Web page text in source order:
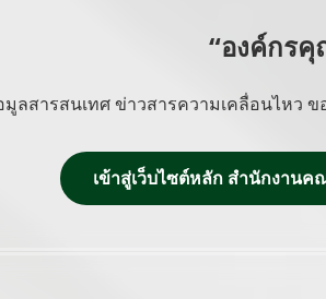
“องค์กร
ลสารสนเทศ ข่าวสารความเคลื่อนไหว
เข้าสู่เว็บไซต์หลัก สำนักงาน